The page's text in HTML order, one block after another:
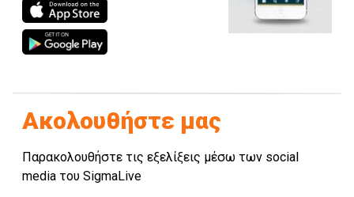
Ακολουθήστε μας
Παρακολουθήστε τις εξελίξεις μέσω των social
media του SigmaLive